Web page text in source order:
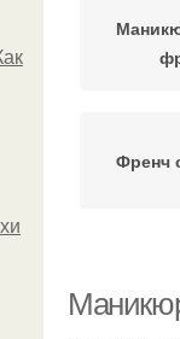
Френч